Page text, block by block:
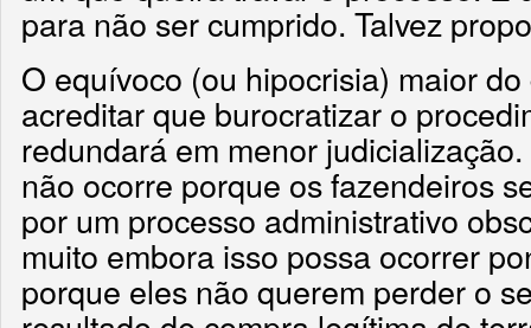
para não ser cumprido. Talvez
O equívoco (ou hipocrisia) maior
acreditar que burocratizar o
redundará em menor
não ocorre porque os fazendeiros
por um processo administrativo
muito embora isso possa ocorrer
porque eles não querem perder o